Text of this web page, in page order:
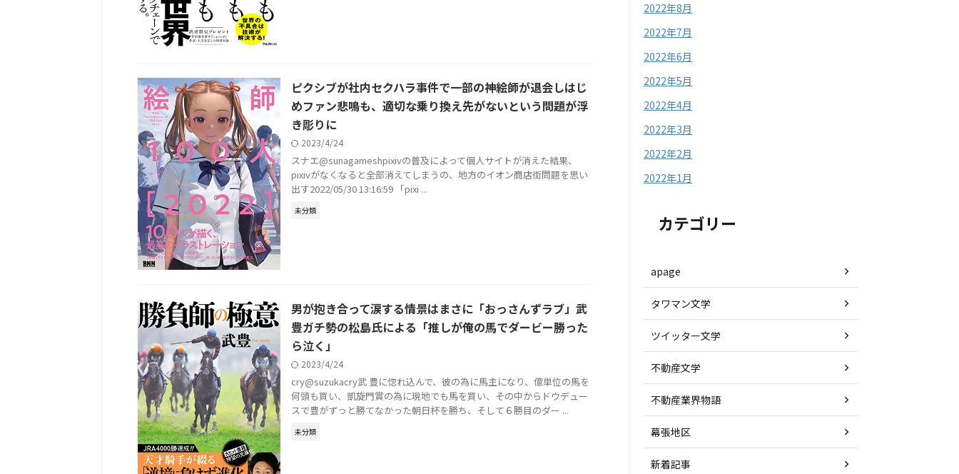
ピクシブが社内セクハラ事件で一部の神絵師が退会しはじ
めファン悲鳴も、適切な乗り換え先がないという問題が浮
き彫りに
2023/4/24
スナエ@sunagameshpixivの普及によって個人サイトが消えた結果、
pixivがなくなると全部消えてしまうの、地方のイオン商店街問題を思い
出す2022/05/30 13:16:59 「pixi ...
未分類
男が抱き合って涙する情景はまさに「おっさんずラブ」武
豊ガチ勢の松島氏による「推しが俺の馬でダービー勝った
ら泣く」
2023/4/24
cry@suzukacry武 豊に惚れ込んで、彼の為に馬主になり、億単位の馬を
何頭も買い、凱旋門賞の為に現地でも馬を買い、その中からドウデュー
スで豊がずっと勝てなかった朝日杯を勝ち、そして６勝目のダー ...
未分類
2022年8月
2022年7月
2022年6月
2022年5月
2022年4月
2022年3月
2022年2月
2022年1月
カテゴリー
apage
タワマン文学
ツイッター文学
不動産文学
不動産業界物語
幕張地区
新着記事